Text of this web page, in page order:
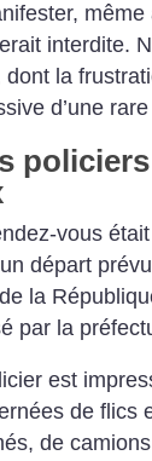
interdite.
dont la
d’une
vous
départ
la
par la
est
de flics
de